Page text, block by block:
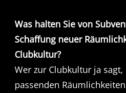
Was halten Sie von
Schaffung neuer
Clubkultur?
Wer zur Clubkultur ja
passenden